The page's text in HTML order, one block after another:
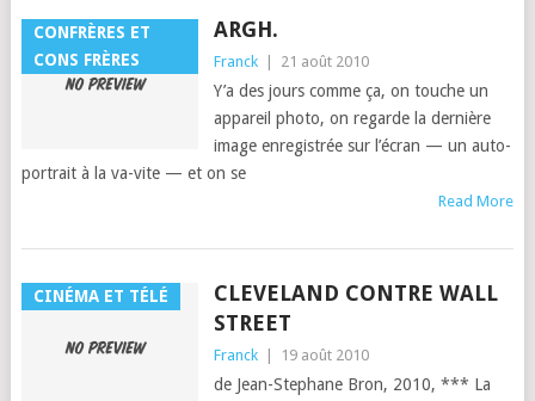
CONFRÈRES ET
CONS FRÈRES
ARGH.
Franck 21 août 2010
Y’a des jours comme ça, on touche un
appareil pho­to, on regarde la dernière
image enreg­istrée sur l’écran — un auto-
por­trait à la va-vite — et on se
Read More
CINÉMA ET TÉLÉ
CLEVELAND CONTRE WALL
STREET
Franck 19 août 2010
de Jean-Stephane Bron, 2010, *** La